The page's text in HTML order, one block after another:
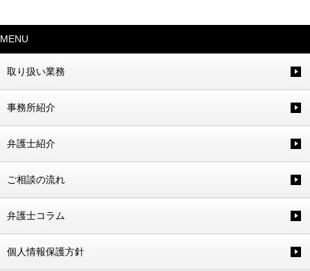
MENU
取り扱い業務
事務所紹介
弁護士紹介
ご相談の流れ
弁護士コラム
個人情報保護方針